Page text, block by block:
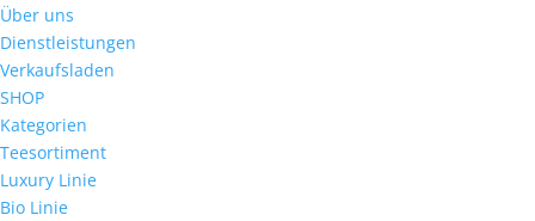
Über uns
Dienstleistungen
Verkaufsladen
SHOP
Kategorien
Teesortiment
Luxury Linie
Bio Linie